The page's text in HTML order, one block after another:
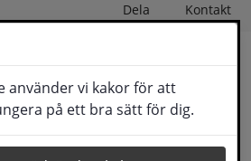
använder vi kakor för att
på ett bra sätt för dig.
Dela Kontakt
förslag och